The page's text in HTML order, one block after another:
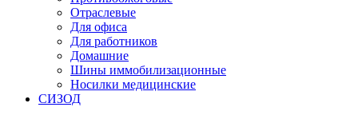
Отраслевые
Для офиса
Для работников
Домашние
Шины иммобилизационные
Носилки медицинские
СИЗОД